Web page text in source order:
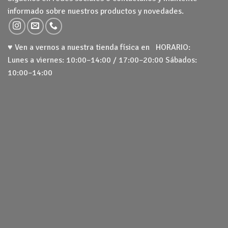
informado sobre nuestros productos y novedades.
♥ Ven a vernos a nuestra tienda física en HORARIO:
Lunes a viernes: 10:00–14:00 / 17:00–20:00 Sábados:
10:00–14:00